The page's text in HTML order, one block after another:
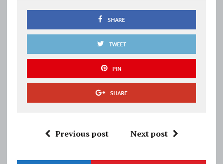
SHARE
TWEET
PIN
SHARE
Previous post Next post